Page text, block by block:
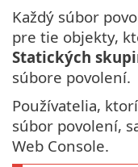
Každý súbor
pre tie objekty,
Statických
súbore povolení.
Používatelia,
súbor povolení,
Web Console.